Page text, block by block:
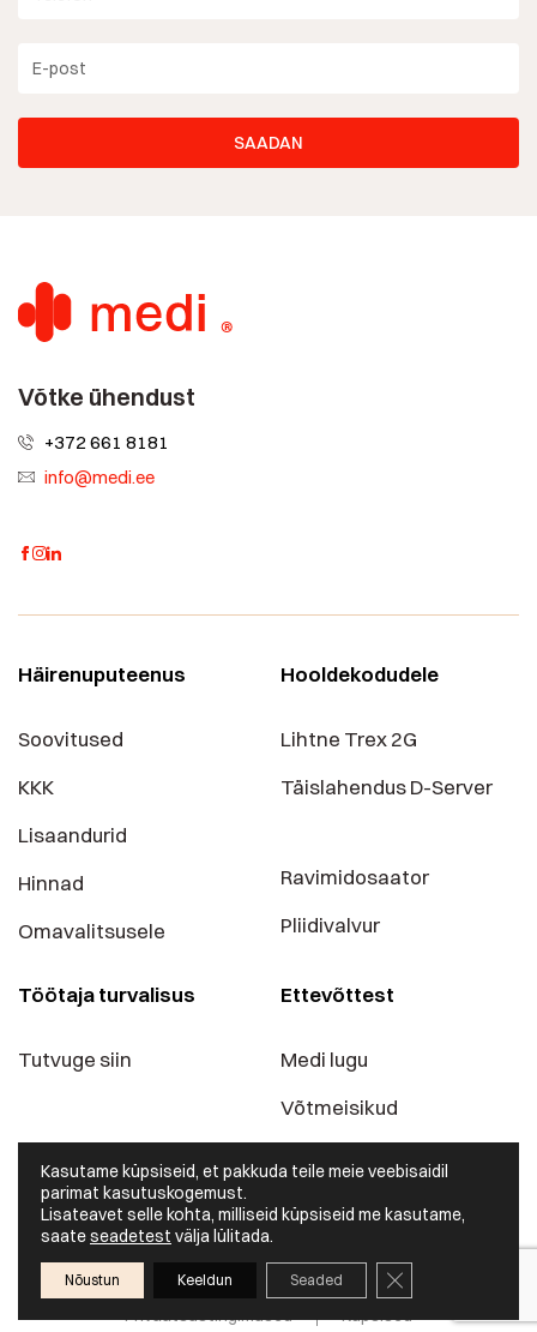
Kasutame küpsiseid, et pakkuda teile meie veebisaidil
parimat kasutuskogemust.
Lisateavet selle kohta, milliseid küpsiseid me kasutame,
saateseadetest välja lülitada.
Nõustun Keeldun Seaded Sulge GDPR
Võtke ühendust
+372 661 8181
info@medi.ee
Häirenuputeenus
Soovitused
KKK
Lisaandurid
Hinnad
Omavalitsusele
Hooldekodudele
Lihtne Trex 2G
Täislahendus D-Server
Ravimidosaator
Pliidivalvur
Töötaja turvalisus
Tutvuge siin
Ettevõttest
Medi lugu
Võtmeisikud
Kontaktid